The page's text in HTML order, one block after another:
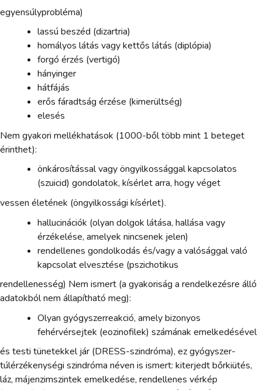
egyensúlyprobléma)
lassú beszéd (dizartria)
homályos látás vagy kettős látás (diplópia)
forgó érzés (vertigó)
hányinger
hátfájás
erős fáradtság érzése (kimerültség)
elesés
Nem gyakori mellékhatások (1000-ből több mint 1 beteget
érinthet):
önkárosítással vagy öngyilkossággal kapcsolatos
(szuicid) gondolatok, kísérlet arra, hogy véget
vessen életének (öngyilkossági kísérlet).
hallucinációk (olyan dolgok látása, hallása vagy
érzékelése, amelyek nincsenek jelen)
rendellenes gondolkodás és/vagy a valósággal való
kapcsolat elvesztése (pszichotikus
rendellenesség) Nem ismert (a gyakoriság a rendelkezésre álló
adatokból nem állapítható meg):
Olyan gyógyszerreakció, amely bizonyos
fehérvérsejtek (eozinofilek) számának emelkedésével
és testi tünetekkel jár (DRESS-szindróma), ez gyógyszer-
túlérzékenységi szindróma néven is ismert: kiterjedt bőrkiütés,
láz, májenzimszintek emelkedése, rendellenes vérkép